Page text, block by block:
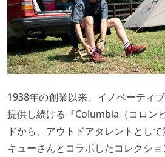
1938年の創業以来、イノベーティ
提供し続ける『Columbia（コロン
ドから、アウトドアタレントとし
キューさんとコラボしたコレクシ